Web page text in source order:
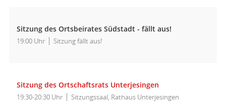
Sitzung des Ortsbeirates Südstadt - fällt aus!
19:00 Uhr Sitzung fällt aus!
Sitzung des Ortschaftsrats Unterjesingen
19:30-20:30 Uhr Sitzungssaal, Rathaus Unterjesingen